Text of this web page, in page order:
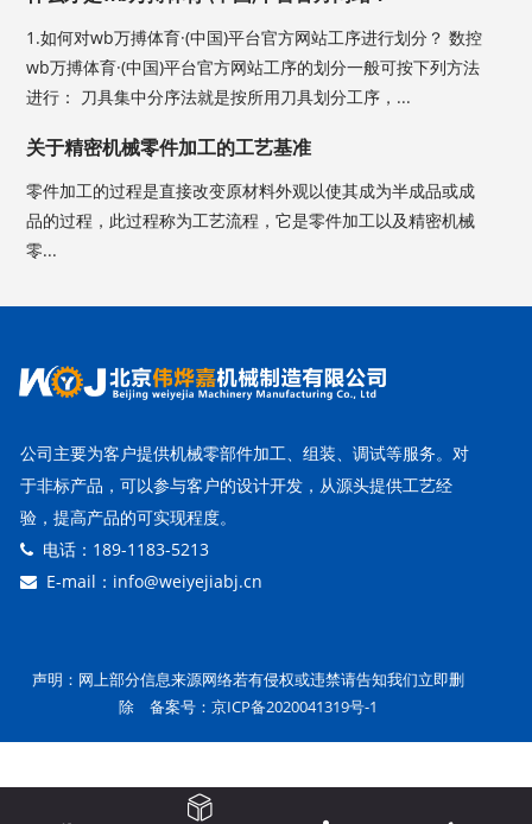
1.如何对wb万搏体育·(中国)平台官方网站工序进行划分？ 数控
wb万搏体育·(中国)平台官方网站工序的划分一般可按下列方法
进行： 刀具集中分序法就是按所用刀具划分工序，...
关于精密机械零件加工的工艺基准
零件加工的过程是直接改变原材料外观以使其成为半成品或成
品的过程，此过程称为工艺流程，它是零件加工以及精密机械
零...
公司主要为客户提供机械零部件加工、组装、调试等服务。对
于非标产品，可以参与客户的设计开发，从源头提供工艺经
验，提高产品的可实现程度。
电话：189-1183-5213
E-mail：info@weiyejiabj.cn
声明：网上部分信息来源网络若有侵权或违禁请告知我们立即删
除 备案号： 京ICP备2020041319号-1